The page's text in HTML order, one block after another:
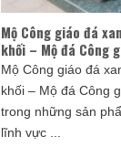
Mộ Công giáo đá
khối – Mộ đá Công
Mộ Công giáo đá
khối – Mộ đá Công
trong những sản
lĩnh vực ...